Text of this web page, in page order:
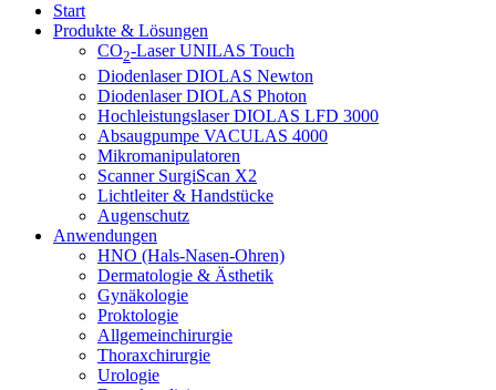
Start
Produkte & Lösungen
CO2-Laser UNILAS Touch
Diodenlaser DIOLAS Newton
Diodenlaser DIOLAS Photon
Hochleistungslaser DIOLAS LFD 3000
Absaugpumpe VACULAS 4000
Mikromanipulatoren
Scanner SurgiScan X2
Lichtleiter & Handstücke
Augenschutz
Anwendungen
HNO (Hals-Nasen-Ohren)
Dermatologie & Ästhetik
Gynäkologie
Proktologie
Allgemeinchirurgie
Thoraxchirurgie
Urologie